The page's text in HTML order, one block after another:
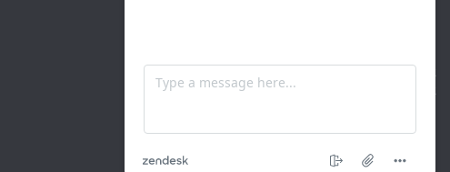
Polityka prywatności | Polityka ciasteczek
© Adriatyk